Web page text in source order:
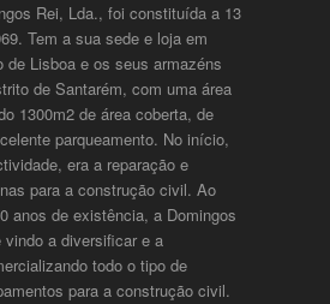
Rei, Lda., foi constituída a 13
Tem a sua sede e loja em
de Lisboa e os seus armazéns
de Santarém, com uma área
1300m2 de área coberta, de
parqueamento. No início,
era a reparação e
para a construção civil. Ao
anos de existência, a Domingos
vindo a diversificar e a
todo o tipo de
para a construção civil.